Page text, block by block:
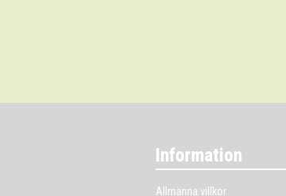
Information
Allmänna villkor